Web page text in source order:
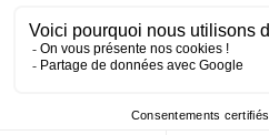
chaque
email.
savoir
et
suivre
Politique de